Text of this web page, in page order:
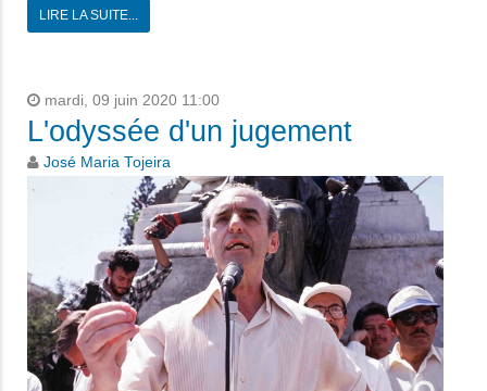
LIRE LA SUITE...
mardi, 09 juin 2020 11:00
L'odyssée d'un jugement
José Maria Tojeira